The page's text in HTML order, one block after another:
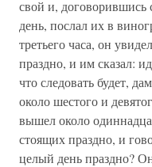
свой и,
день, послал их в
третьего часа, он
праздно, и им сказал:
что следовать будет,
около шестого и
вышел около
стоящих праздно, и
целый день праздно?